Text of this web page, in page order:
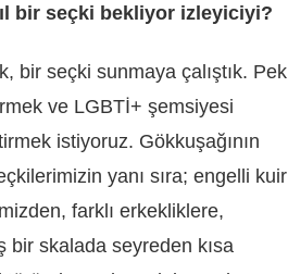
bir seçki bekliyor izleyiciyi?
bir seçki sunmaya çalıştık. Pek
ve LGBTİ+ şemsiyesi
istiyoruz. Gökkuşağının
yanı sıra; engelli kuir
farklı erkekliklere,
bir skalada seyreden kısa